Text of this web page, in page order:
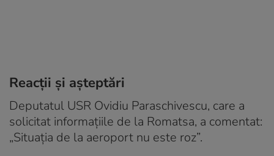
Reacții și așteptări
Deputatul USR Ovidiu Paraschivescu, care a
solicitat informațiile de la Romatsa, a comentat:
„Situația de la aeroport nu este roz”.